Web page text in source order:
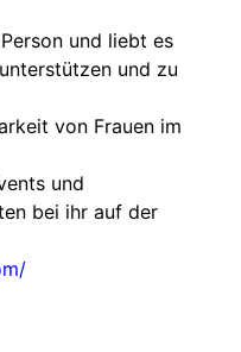
und liebt es
und zu
von Frauen im
und
bei ihr auf der